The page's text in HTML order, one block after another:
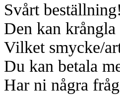
Svårt beställning!
Den kan
Vilket smycke/
Du kan betala
Har ni några